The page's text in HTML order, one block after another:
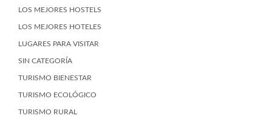
LOS MEJORES HOSTELS
LOS MEJORES HOTELES
LUGARES PARA VISITAR
SIN CATEGORÍA
TURISMO BIENESTAR
TURISMO ECOLÓGICO
TURISMO RURAL